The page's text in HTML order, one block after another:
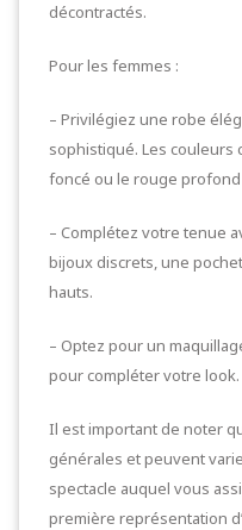
décontractés.
Pour les femmes :
– Privilégiez une robe
sophistiqué. Les couleurs
foncé ou le rouge
– Complétez votre tenue
bijoux discrets, une
hauts.
– Optez pour un
pour compléter votre look.
Il est important de noter
générales et peuvent
spectacle auquel vous
première représentation